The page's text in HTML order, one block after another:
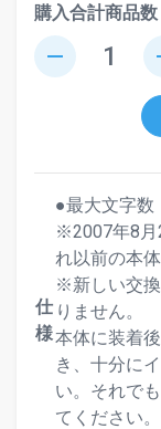
購入合計商品数
remove
仕
様
●最大文字
※2007年8月
れ以前の本
※新しい交
りません。
本体に装着
き、十分に
い。それで
てください。